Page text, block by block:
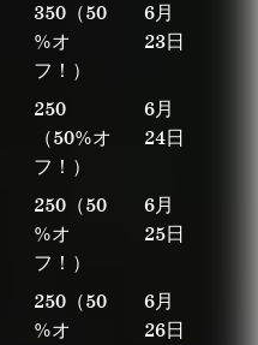
350（50
%オ
フ！）
6月
23日
250
（50%オ
フ！）
6月
24日
250（50
%オ
フ！）
6月
25日
250（50
%オ
6月
26日